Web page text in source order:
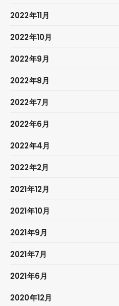
2022年11月
2022年10月
2022年9月
2022年8月
2022年7月
2022年6月
2022年4月
2022年2月
2021年12月
2021年10月
2021年9月
2021年7月
2021年6月
2020年12月